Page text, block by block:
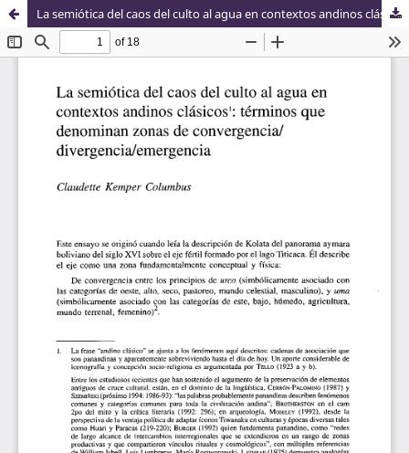
La semiótica del caos del culto al agua en contextos andinos clásicos: términos que denominan zonas de convergencia / divergencia / emergencia